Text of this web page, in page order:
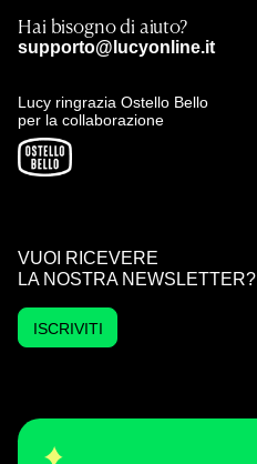
Hai bisogno di aiuto?
supporto@lucyonline.it
Lucy ringrazia Ostello Bello
per la collaborazione
VUOI RICEVERE
LA NOSTRA NEWSLETTER?
ISCRIVITI